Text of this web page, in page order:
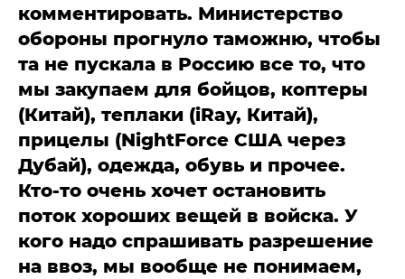
комментировать. Министерство
обороны прогнуло таможню, чтобы
та не пускала в Россию все то, что
мы закупаем для бойцов, коптеры
(Китай), теплаки (iRay, Китай),
прицелы (NightForce США через
Дубай), одежда, обувь и прочее.
Кто-то очень хочет остановить
поток хороших вещей в войска. У
кого надо спрашивать разрешение
на ввоз, мы вообще не понимаем,